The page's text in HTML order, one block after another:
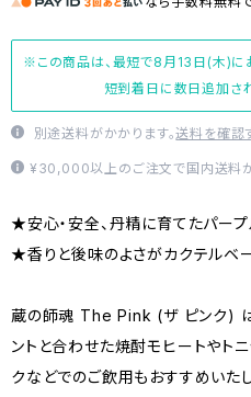
※この商品は、最短で8月13日(木)に
短到着日に数日追加さ
別途送料がかかります。送料を確認
¥30,000以上のご注文で国内送料が
★安心・安全、丹精に育てたパー
★香りと後味のよさがカクテルベ
蔵の師魂 The Pink (ザ ピンク) は
ントと合わせた焼酎モヒートやト
クなどでのご飲用もおすすめいたし